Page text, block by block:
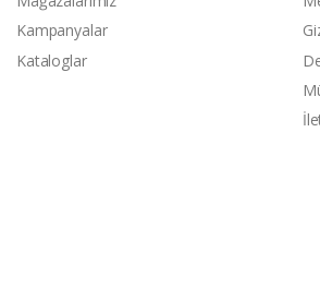
Kampanyalar
Kataloglar